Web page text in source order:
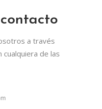
a través
de las